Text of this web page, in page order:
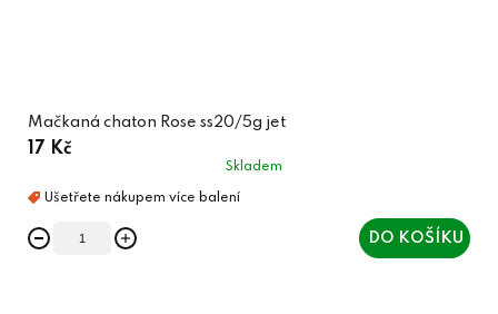
Mačkaná chaton Rose ss20/5g jet
17 Kč
Skladem
DO KOŠÍKU